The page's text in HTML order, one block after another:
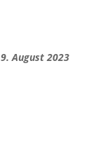
9. August 2023